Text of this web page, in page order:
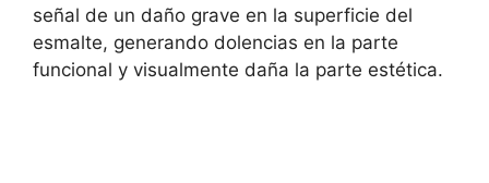
señal de un daño grave en la superficie del
esmalte, generando dolencias en la parte
funcional y visualmente daña la parte estética.